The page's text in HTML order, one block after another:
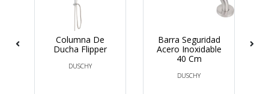
Columna De
Ducha Flipper
DUSCHY
Barra Seguridad
Acero Inoxidable
40 Cm
DUSCHY